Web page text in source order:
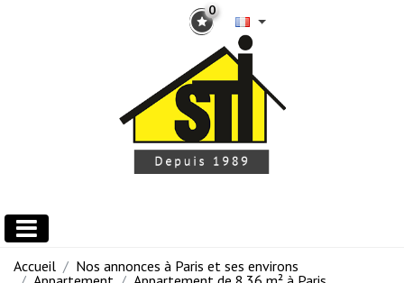
0
Accueil
Nos annonces à Paris et ses environs